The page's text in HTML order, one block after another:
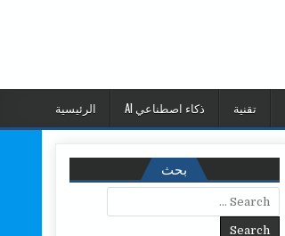
الرئيسية ذكاء اصطناعي AI تقنية
بحث
Search for: